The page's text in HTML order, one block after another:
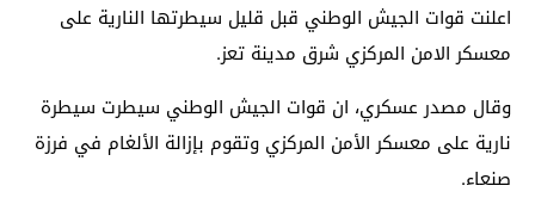
اعلنت قوات الجيش الوطني قبل قليل سيطرتها النارية على
معسكر الامن المركزي شرق مدينة تعز.
وقال مصدر عسكري، ان قوات الجيش الوطني سيطرت سيطرة
نارية على معسكر الأمن المركزي وتقوم بإزالة الألغام في فرزة
صنعاء.